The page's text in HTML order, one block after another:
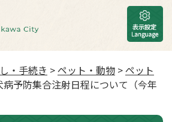
・手続き >ペット・動物 >ペット
予防集合注射日程について（今年